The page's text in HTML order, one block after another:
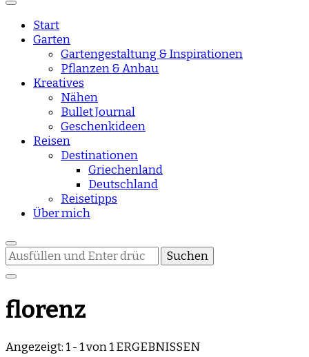
sisisday
Start
Garten
Gartengestaltung & Inspirationen
Pflanzen & Anbau
Kreatives
Nähen
Bullet Journal
Geschenkideen
Reisen
Destinationen
Griechenland
Deutschland
Reisetipps
Über mich
Suchst
du
nach
etwas?
florenz
Angezeigt: 1 - 1 von 1 ERGEBNISSEN